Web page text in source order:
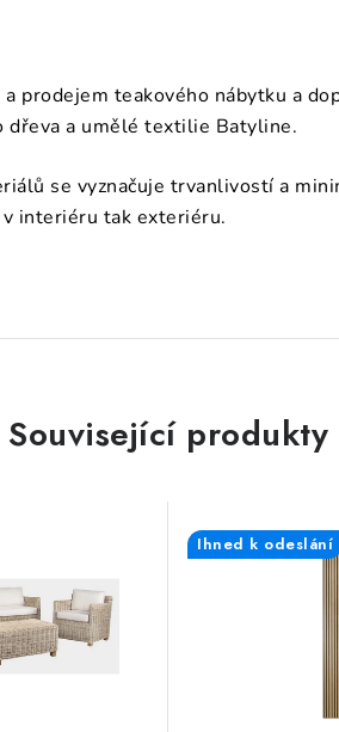
prodejem teakového nábytku a
dřeva a umělé textilie Batyline.
se vyznačuje trvanlivostí a
interiéru tak exteriéru.
Související produkty
Ihned k odeslání